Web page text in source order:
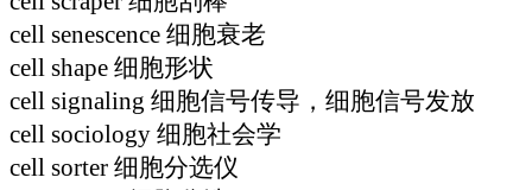
cell senescence 细胞衰老
cell shape 细胞形状
cell signaling 细胞信号传导，细胞信号发放
cell sociology 细胞社会学
cell sorter 细胞分选仪